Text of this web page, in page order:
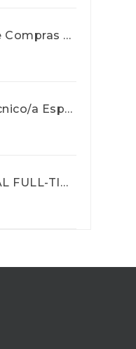
Analista de Compras e Contratos (Banca)
CET de Técnico/a Especialista em Comércio Internacional (Nível 5)
COMERCIAL FULL-TIME